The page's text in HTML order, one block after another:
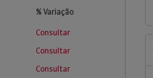
% Variação
Consultar
Consultar
Consultar